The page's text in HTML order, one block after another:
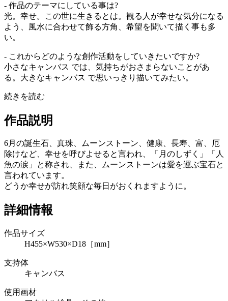
- 作品のテーマにしている事は?
光。幸せ。この世に生きるとは。観る人が幸せな気分になる
よう、風水に合わせて飾る方角、希望を聞いて描く事も多
い。
- これからどのような創作活動をしていきたいですか?
小さなキャンバス では、気持ちがおさまらないことがあ
る。大きなキャンバス で思いっきり描いてみたい。
続きを読む
作品説明
6月の誕生石、真珠、ムーンストーン、健康、長寿、富、厄
除けなど、幸せを呼びよせると言われ、「月のしずく」「人
魚の涙」と称され、また、ムーンストーンは愛を運ぶ宝石と
言われています。
どうか幸せが訪れ笑顔な毎日がおくれますように。
詳細情報
作品サイズ
H455×W530×D18［mm］
支持体
キャンバス
使用画材